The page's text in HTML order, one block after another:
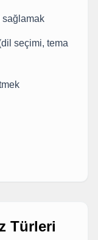
sağlamak
seçimi, tema
Türleri